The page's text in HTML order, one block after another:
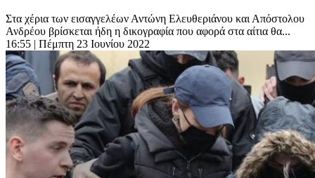
Στα χέρια των εισαγγελέων Αντώνη Ελευθεριάνου και Απόστολου
Ανδρέου βρίσκεται ήδη η δικογραφία που αφορά στα αίτια θα...
16:55 | Πέμπτη 23 Ιουνίου 2022